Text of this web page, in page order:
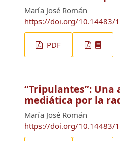
María José Román
https://doi.org/10.14483/
PDF
“Tripulantes”: Una
mediática por la
María José Román
https://doi.org/10.14483/